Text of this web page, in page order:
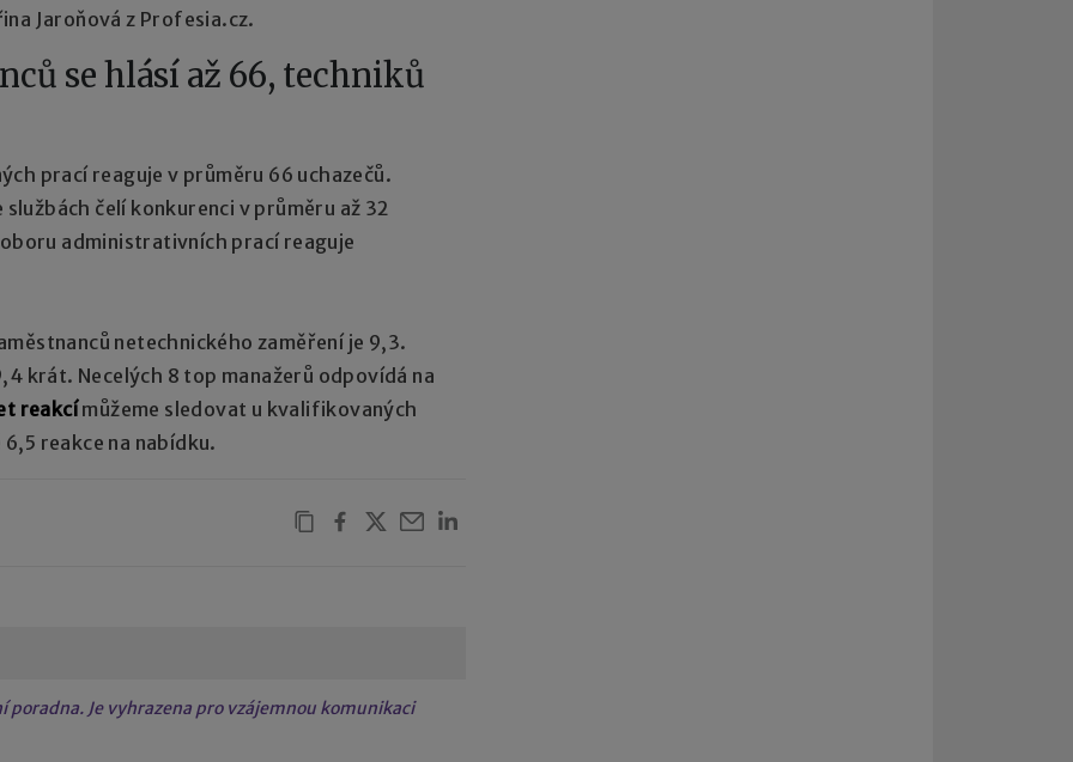
Jaroňová z Profesia.cz.
se hlásí až 66, techniků
prací reaguje v průměru 66 uchazečů.
čelí konkurenci v průměru až 32
administrativních prací reaguje
netechnického zaměření je 9,3.
krát. Necelých 8 top manažerů odpovídá na
reakcímůžeme sledovat u kvalifikovaných
reakce na nabídku.
poradna. Je vyhrazena pro vzájemnou komunikaci